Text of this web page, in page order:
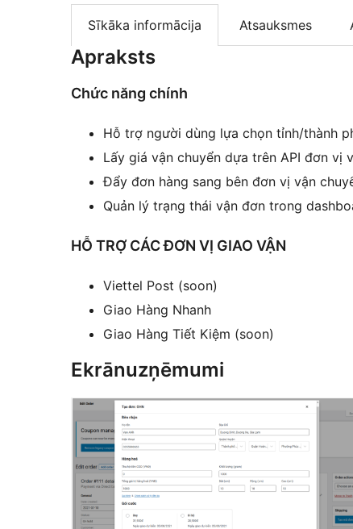
Sīkāka informācija Atsauksmes
Apraksts
Chức năng chính
Hỗ trợ người dùng lựa chọn tỉnh/thành
Lấy giá vận chuyển dựa trên API đơn vị
Đẩy đơn hàng sang bên đơn vị vận
Quản lý trạng thái vận đơn trong
HỖ TRỢ CÁC ĐƠN VỊ GIAO VẬN
Viettel Post (soon)
Giao Hàng Nhanh
Giao Hàng Tiết Kiệm (soon)
Ekrānuzņēmumi